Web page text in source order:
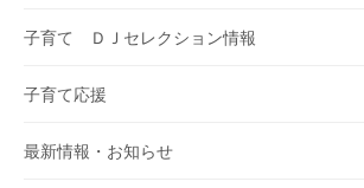
子育て ＤＪセレクション情報
子育て応援
最新情報・お知らせ